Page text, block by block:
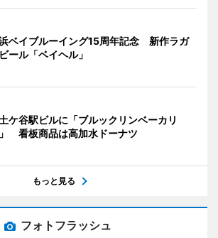
ベイブルーイング15周年記念 新作ラガ
ール「ベイヘル」
ケ谷駅ビルに「ブルックリンベーカリ
看板商品は高加水ドーナツ
もっと見る
フォトフラッシュ